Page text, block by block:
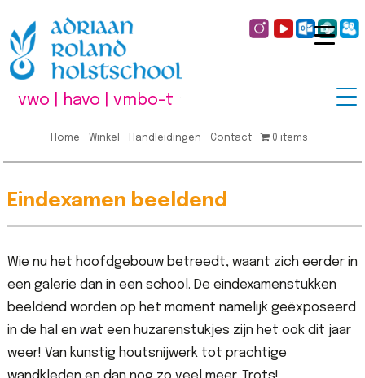
vwo | havo | vmbo-t
Home Winkel Handleidingen Contact 0 items
Eindexamen beeldend
Wie nu het hoofdgebouw betreedt, waant zich eerder in
een galerie dan in een school. De eindexamenstukken
beeldend worden op het moment namelijk geëxposeerd
in de hal en wat een huzarenstukjes zijn het ook dit jaar
weer! Van kunstig houtsnijwerk tot prachtige